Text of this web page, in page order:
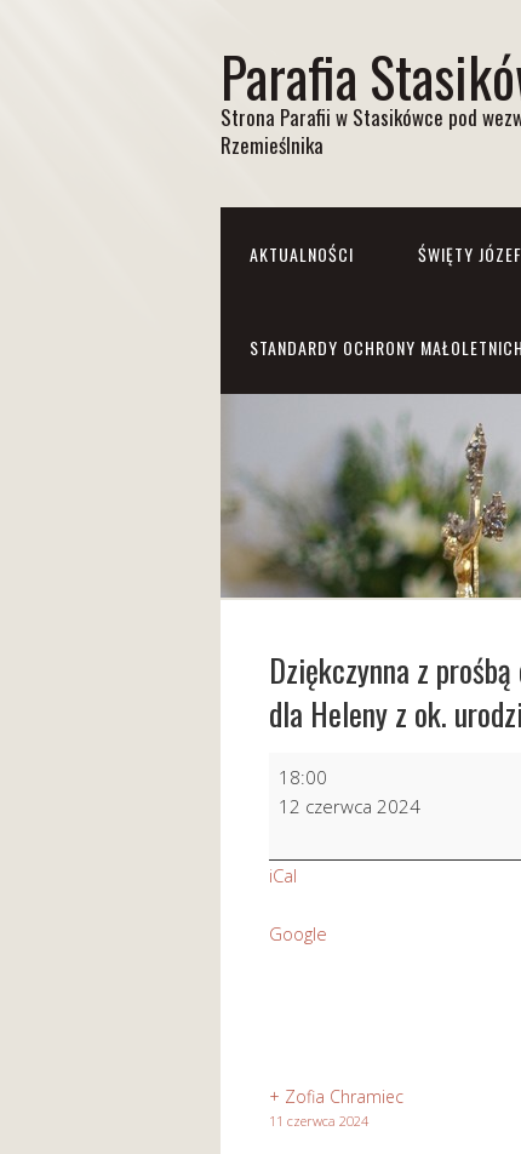
Parafia
Strona Parafii w Stasikówce pod
Rzemieślnika
AKTUALNOŚCI ŚWIĘTY JÓZEF
STANDARDY OCHRONY MAŁOLETNICH
Dziękczynna z
dla Heleny z ok.
Dziękczynna
o
błogosł
i
Heleny
z
18:00
12 czerwca 2024
iCal
Google
+ Zofia Chramiec
11 czerwca 2024